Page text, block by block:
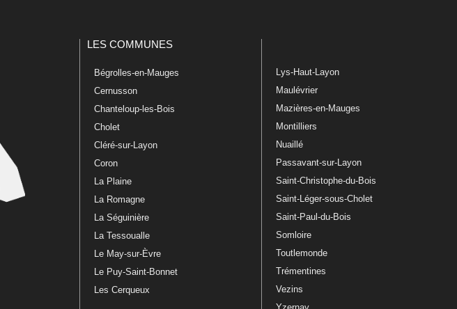
LES COMMUNES
Bégrolles-en-Mauges
Cernusson
Chanteloup-les-Bois
Cholet
Cléré-sur-Layon
Coron
La Plaine
La Romagne
La Séguinière
La Tessoualle
Le May-sur-Èvre
Le Puy-Saint-Bonnet
Les Cerqueux
Lys-Haut-Layon
Maulévrier
Mazières-en-Mauges
Montilliers
Nuaillé
Passavant-sur-Layon
Saint-Christophe-du-Bois
Saint-Léger-sous-Cholet
Saint-Paul-du-Bois
Somloire
Toutlemonde
Trémentines
Vezins